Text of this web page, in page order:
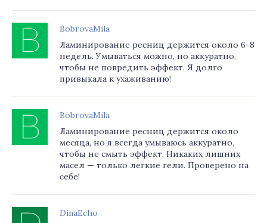
BobrovaMila
Ламинирование ресниц держится около 6-8
недель. Умываться можно, но аккуратно,
чтобы не повредить эффект. Я долго
привыкала к ухаживанию!
BobrovaMila
Ламинирование ресниц держится около
месяца, но я всегда умываюсь аккуратно,
чтобы не смыть эффект. Никаких лишних
масел — только легкие гели. Проверено на
себе!
DinaEcho